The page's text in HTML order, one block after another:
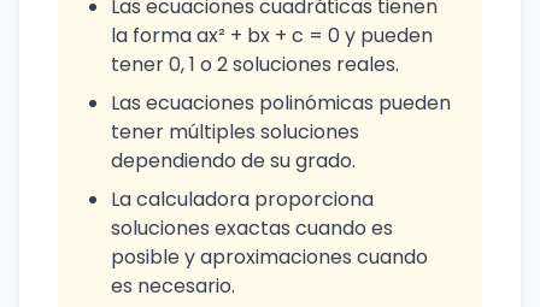
Las ecuaciones cuadráticas tienen
la forma ax² + bx + c = 0 y pueden
tener 0, 1 o 2 soluciones reales.
Las ecuaciones polinómicas pueden
tener múltiples soluciones
dependiendo de su grado.
La calculadora proporciona
soluciones exactas cuando es
posible y aproximaciones cuando
es necesario.